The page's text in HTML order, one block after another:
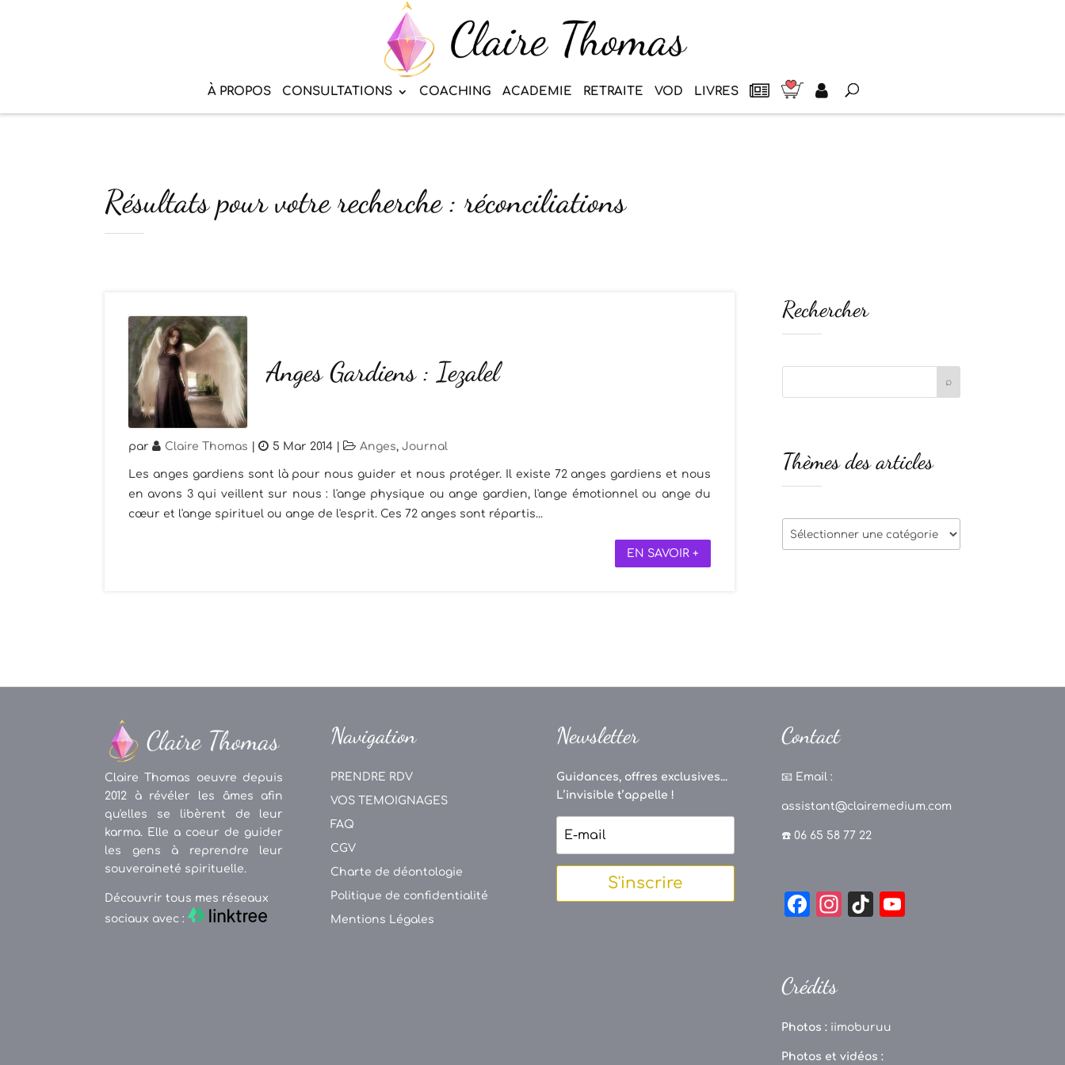
À PROPOS CONSULTATIONS COACHING ACADEMIE RETRAITE VOD LIVRES
Résultats pour votre recherche : réconciliations
Anges Gardiens : Iezalel
par Claire Thomas 5 Mar 2014 Anges, Journal
Les anges gardiens sont là pour nous guider et nous protéger. Il existe 72 anges gardiens et nous
en avons 3 qui veillent sur nous : l'ange physique ou ange gardien, l'ange émotionnel ou ange du
cœur et l'ange spirituel ou ange de l'esprit. Ces 72 anges sont répartis...
EN SAVOIR +
Rechercher
Thèmes des articles
Thèmes
des
Claire Thomas oeuvre depuis
2012 à révéler les âmes afin
qu'elles se libèrent de leur
karma. Elle a coeur de guider
les gens à reprendre leur
souveraineté spirituelle.
Découvrir tous mes réseaux
sociaux avec :
Navigation
PRENDRE RDV
VOS TEMOIGNAGES
FAQ
CGV
Charte de déontologie
Politique de confidentialité
Mentions Légales
Newsletter
Guidances, offres exclusives...
L’invisible t’appelle !
S'inscrire
Contact
📧 Email :
assistant@clairemedium.com
☎️ 06 65 58 77 22
F
e
o
o
In
a
m
Ti
Crédits
Photos : iimoburuu
Photos et vidéos :